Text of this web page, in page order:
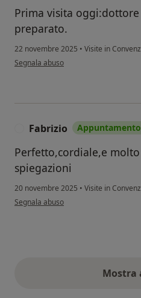
Prima visita
preparato.
22 novembre 2025 • Visite in
secondo l'opinione dell'utente P.A.
Segnala abuso
Fabrizio
Perfetto,cordiale,e
spiegazioni
20 novembre 2025 • Visite in
secondo l'opinione dell'utente Fabrizio
Segnala abuso
Mostra